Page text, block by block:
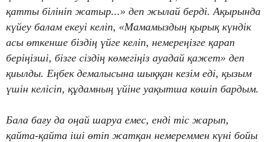
қатты білініп жатыр...» деп жылай берді. Ақырында
күйеу балам екеуі келіп, «Мамамыздың қырық күндік
асы өткенше біздің үйге келіп, немереңізге қарап
беріңізші, бізге сіздің көмегіңіз ауадай қажет» деп
қиылды. Еңбек демалысына шыққан кезім еді, қызым
үшін келісіп, құдамның үйіне уақытша көшіп бардым.
Бала бағу да оңай шаруа емес, енді тіс жарып,
қайта-қайта іші өтіп жатқан немереммен күні бойы